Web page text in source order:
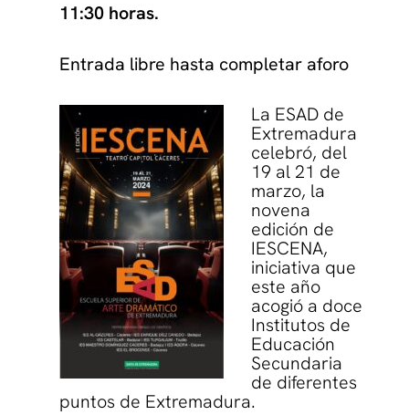
11:30 horas.
Entrada libre hasta completar aforo
La ESAD de
Extremadura
celebró, del
19 al 21 de
marzo, la
novena
edición de
IESCENA,
iniciativa que
este año
acogió a doce
Institutos de
Educación
Secundaria
de diferentes
puntos de Extremadura.